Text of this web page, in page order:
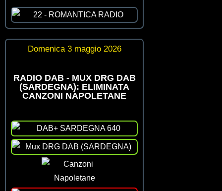
Domenica 3 maggio 2026
RADIO DAB - MUX DRG DAB
(SARDEGNA): ELIMINATA
CANZONI NAPOLETANE